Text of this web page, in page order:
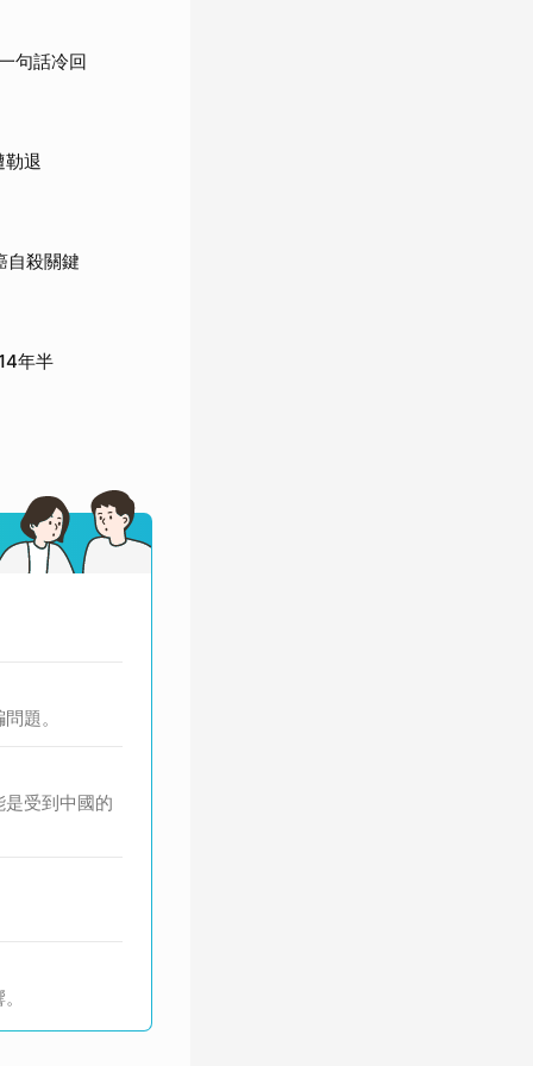
句話冷回
勒退
自殺關鍵
年半
題。
受到中國的